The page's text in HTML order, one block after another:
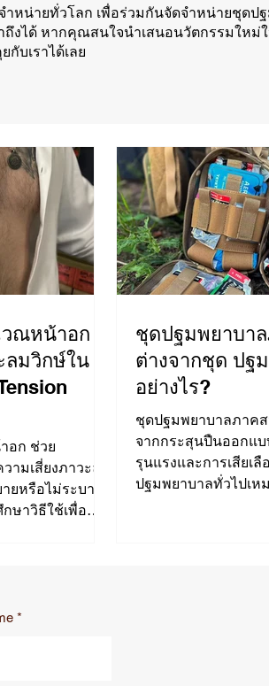
ำหน่ายทั่วโลก เพื่อร่วมกันจัดจำหน่ายชุดป
งได้ หากคุณสนใจนำเสนอนวัตกรรมใหม่
กับเราได้เลย
วณหน้าอก
ลมวิกษ์ใน
อก ช่วย
ามเสี่ยงภาวะลม
ยหรือไม่ระบาย
ษาวิธีใช้เพื่อ
ชุดปฐมพยาบา
ต่างจากชุด ปฐมพยาบาลทั่วไป
อย่างไร?
ชุดปฐมพยาบาลภาค
จากกระสุนปืนออกแ
รุนแรงและการเสียเ
ปฐมพยาบาลทั่วไปเห